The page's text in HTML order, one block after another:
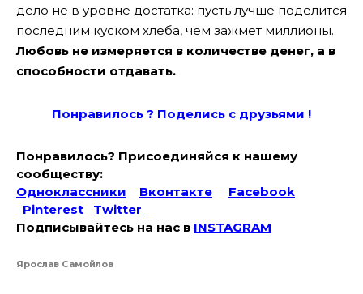
дело не в уровне достатка: пусть лучше поделится
последним куском хлеба, чем зажмет миллионы.
Любовь не измеряется в количестве денег, а в
способности отдавать.
Понравилось ? Поделись с друзьями !
Понравилось? Присоединяйся к нашему
сообществу:
Одноклассники
Вконтакте
Facebook
Pinterest
Twitter
Подписывайтесь на наc в INSTAGRAM
Ярослав Самойлов